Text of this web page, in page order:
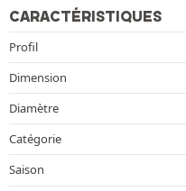
CARACTÉRISTIQUES
Profil
Dimension
Diamètre
Catégorie
Saison